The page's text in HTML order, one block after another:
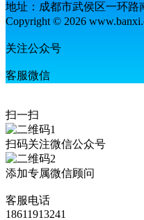
地址：成都市武侯区一环路
Copyright © 2026
关注公众号
客服微信
扫一扫
扫码关注微信公众号
添加专属微信顾问
客服电话
18611913241